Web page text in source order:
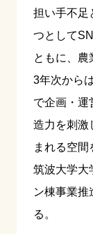
担い手不足
つとして
ともに、農
3年次から
で企画・運
造力を刺激
まれる空
筑波大学大
ン棟事業推
る。